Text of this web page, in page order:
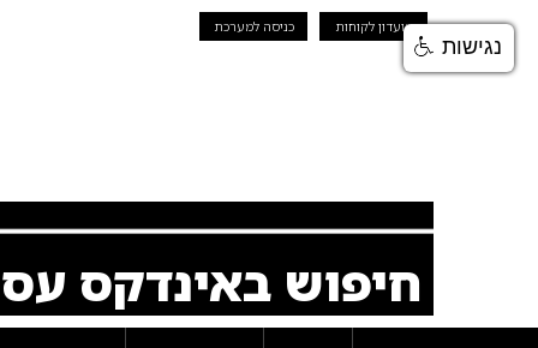
מועדון לקוחות כניסה למערכת
חיפוש באינדקס
נגישות